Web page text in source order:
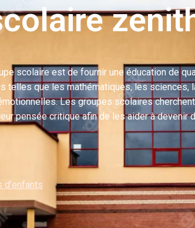
scolaire est de fournir une éducation de
telles que les mathématiques, les sciences,
Les groupes scolaires
pensée critique afin de les aider à